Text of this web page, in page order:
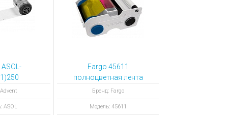
ASOL
Fargo 45611
полноцветная лента
YMCKOK, 500
отпечатков
Бренд: Fargo
Модель: 45611